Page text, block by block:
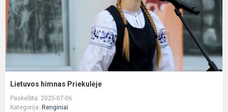
Lietuvos himnas Priekulėje
Paskelbta: 2025-07-06
Kategorija: Renginiai